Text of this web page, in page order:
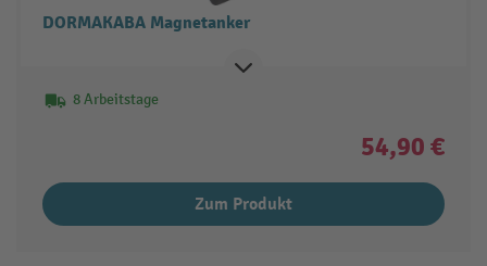
DORMAKABA Magnetanker
8 Arbeitstage
54,90 €
Zum Produkt